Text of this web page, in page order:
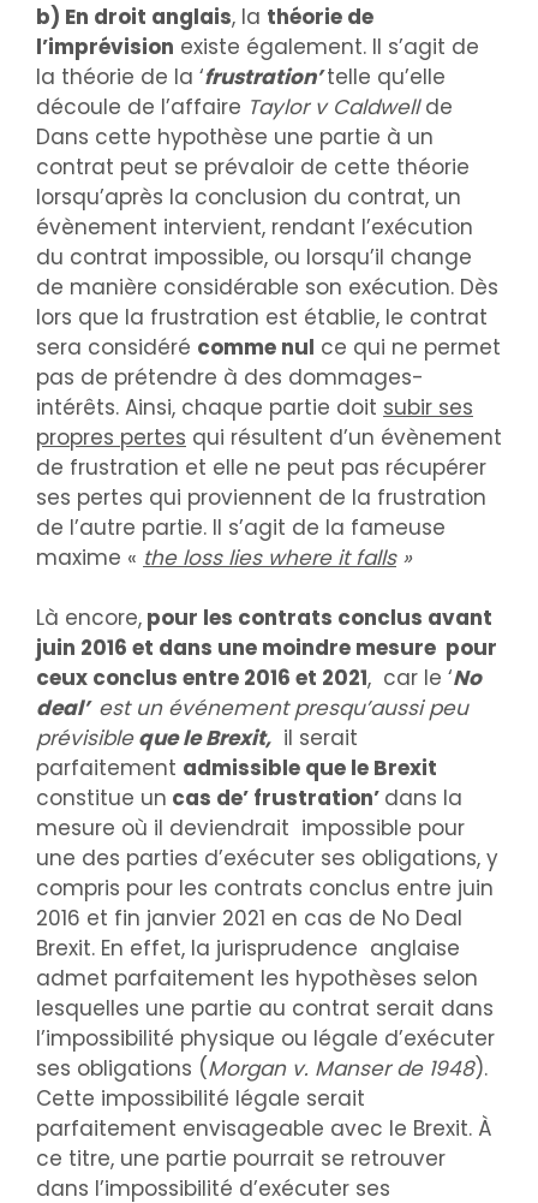
b) En droit anglais, la théorie de
l’imprévision existe également. Il s’agit de
la théorie de la ‘frustration’telle qu’elle
découle de l’affaire Taylor v Caldwellde
Dans cette hypothèse une partie à un
contrat peut se prévaloir de cette théorie
lorsqu’après la conclusion du contrat, un
évènement intervient, rendant l’exécution
du contrat impossible, ou lorsqu’il change
de manière considérable son exécution. Dès
lors que la frustration est établie, le contrat
sera considéré comme nul ce qui ne permet
pas de prétendre à des dommages-
intérêts. Ainsi, chaque partie doit subir ses
propres pertes qui résultent d’un évènement
de frustration et elle ne peut pas récupérer
ses pertes qui proviennent de la frustration
de l’autre partie. Il s’agit de la fameuse
maxime « the loss lies where it falls»
Là encore, pour les contrats conclus avant
juin 2016 et dans une moindre mesure pour
ceux conclus entre 2016 et 2021, car le ‘No
deal’ est un événement presqu’aussi peu
prévisibleque le Brexit, il serait
parfaitement admissible que le Brexit
constitue un cas de’ frustration’ dans la
mesure où il deviendrait impossible pour
une des parties d’exécuter ses obligations, y
compris pour les contrats conclus entre juin
2016 et fin janvier 2021 en cas de No Deal
Brexit. En effet, la jurisprudence anglaise
admet parfaitement les hypothèses selon
lesquelles une partie au contrat serait dans
l’impossibilité physique ou légale d’exécuter
ses obligations (Morgan v. Manser de 1948).
Cette impossibilité légale serait
parfaitement envisageable avec le Brexit. À
ce titre, une partie pourrait se retrouver
dans l’impossibilité d’exécuter ses